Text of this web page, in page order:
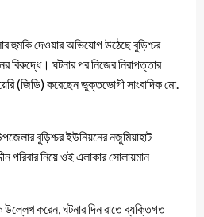
হুমকি দেওয়ার অভিযোগ উঠেছে বুড়িশ্চর
বিরুদ্ধে। ঘটনার পর নিজের নিরাপত্তার
(জিডি) করেছেন ভুক্তভোগী সাংবাদিক মো.
বুড়িশ্চর ইউনিয়নের নজুমিয়াহাট
পরিবার নিয়ে ওই এলাকার সোলায়মান
করেন, ঘটনার দিন রাতে ব্যক্তিগত